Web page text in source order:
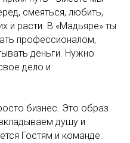
смеяться, любить,
и расти. В «Мадьяре» ты
профессионалом,
деньги. Нужно
дело и
бизнес. Это образ
душу и
Гостям и команде.